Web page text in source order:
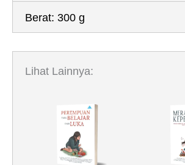
Berat: 300 g
Lihat Lainnya: